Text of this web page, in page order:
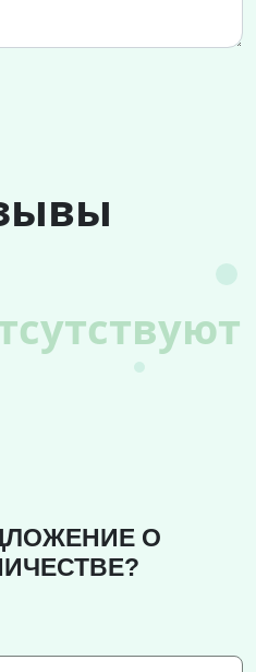
О